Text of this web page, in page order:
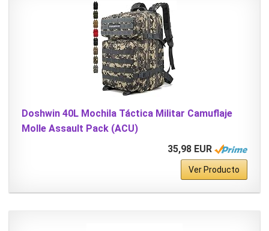
Doshwin 40L Mochila Táctica Militar Camuflaje
Molle Assault Pack (ACU)
35,98 EUR
Ver Producto